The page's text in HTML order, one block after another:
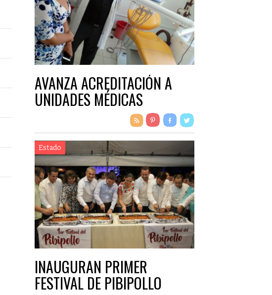
AVANZA ACREDITACIÓN A
UNIDADES MÉDICAS
Estado
INAUGURAN PRIMER
FESTIVAL DE PIBIPOLLO